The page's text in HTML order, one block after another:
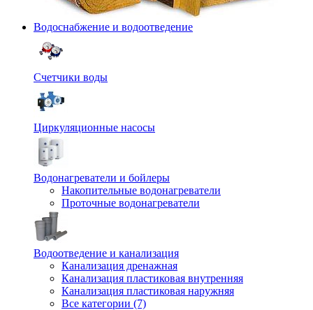
Водоснабжение и водоотведение
Счетчики воды
Циркуляционные насосы
Водонагреватели и бойлеры
Накопительные водонагреватели
Проточные водонагреватели
Водоотведение и канализация
Канализация дренажная
Канализация пластиковая внутренняя
Канализация пластиковая наружняя
Все категории (7)